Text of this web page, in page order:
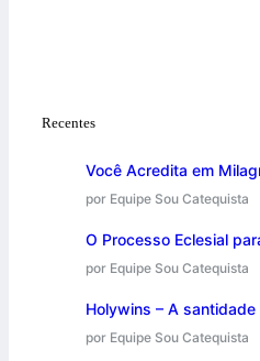
Recentes
Você Acredita em
por Equipe Sou Catequista
O Processo Eclesial
por Equipe Sou Catequista
Holywins – A
por Equipe Sou Catequista